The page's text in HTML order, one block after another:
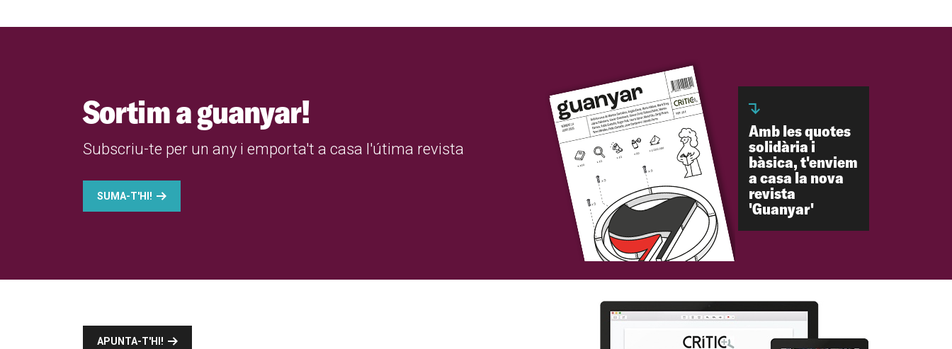
Sortim a guanyar!
Subscriu-te per un any i emporta't a casa l'útima revista
SUMA-T'HI!
Amb les quotes
solidària i
bàsica, t'enviem
a casa la nova
revista
'Guanyar'
APUNTA-T'HI!